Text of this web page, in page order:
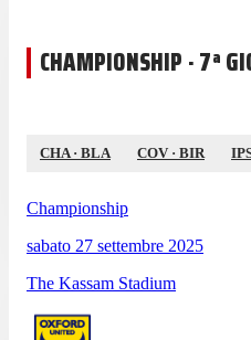
CHAMPIONSHIP · 7ª
CHA· BLA COV· BIR
Championship
sabato 27 settembre 2025
The Kassam Stadium